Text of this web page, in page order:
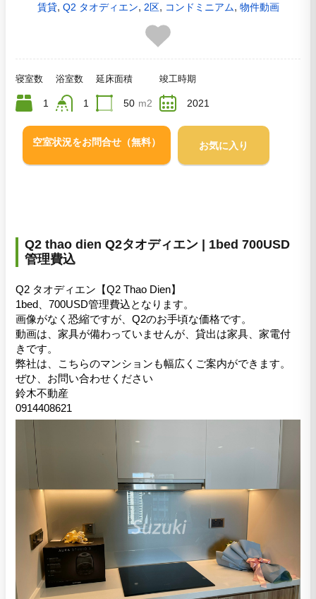
賃貸, Q2 タオディエン, 2区, コンドミニアム, 物件動画
寝室数
1
浴室数
1
延床面積
50 m2
竣工時期
2021
空室状況をお問合せ（無料） お気に入り
Q2 thao dien Q2タオディエン | 1bed 700USD
管理費込
Q2 タオディエン【Q2 Thao Dien】
1bed、700USD管理費込となります。
画像がなく恐縮ですが、Q2のお手頃な価格です。
動画は、家具が備わっていませんが、貸出は家具、家電付
きです。
弊社は、こちらのマンションも幅広くご案内ができます。
ぜひ、お問い合わせください
鈴木不動産
0914408621